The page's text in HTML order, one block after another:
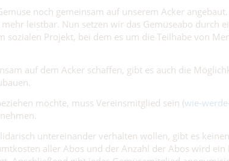
noch gemeinsam auf unserem Acker
leistbar. Nun setzen wir das Gemüseabo durch
sozialen Projekt, bei dem es um die Teilhabe von
auf dem Acker schaffen, gibt es auch die
möchte, muss Vereinsmitglied sein (wie-
untereinander verhalten wollen, gibt es
aller Abos und der Anzahl der Abos wird